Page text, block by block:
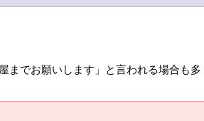
でお願いします」と言われる場合も多